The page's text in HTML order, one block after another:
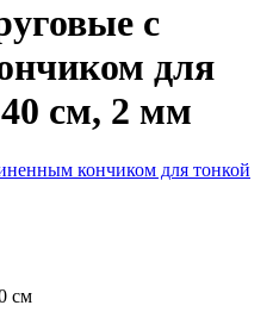
с
для
см, 2 мм
см